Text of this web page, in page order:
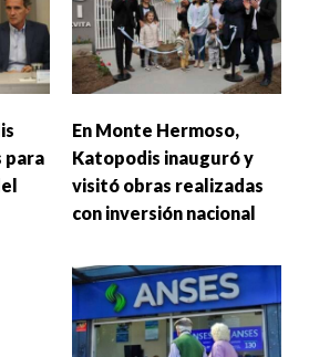
para
En Monte Hermoso,
Katopodis inauguró y
visitó obras realizadas
con inversión nacional